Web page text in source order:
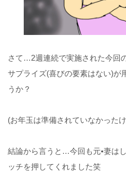
さて…2週連続で実施された今回
サプライズ(喜びの要素はない)が
うか？
(お年玉は準備されていなかっ
結論から言うと…今回も元•妻は
ッチを押してくれました笑